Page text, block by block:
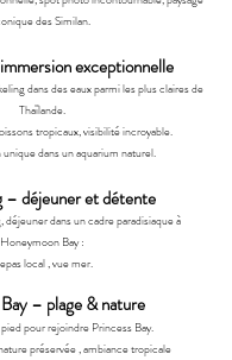
des Similan.
exceptionnelle
dans des eaux parmi les plus claires de
Thaïlande.
tropicaux, visibilité incroyable.
dans un aquarium naturel.
– déjeuner et détente
déjeuner dans un cadre paradisiaque à
Honeymoon Bay :
local , vue mer.
– plage & nature
pour rejoindre Princess Bay.
préservée , ambiance tropicale